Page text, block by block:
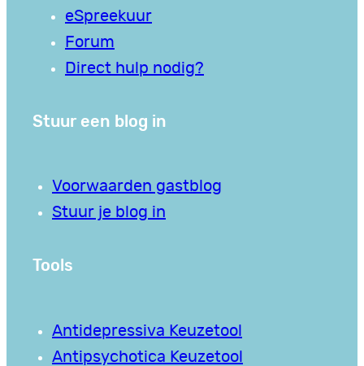
eSpreekuur
Forum
Direct hulp nodig?
Stuur een blog in
Voorwaarden gastblog
Stuur je blog in
Tools
Antidepressiva Keuzetool
Antipsychotica Keuzetool